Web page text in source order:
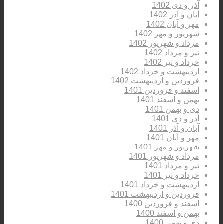
آذر و دی 1402
آبان و آذر 1402
مهر و آبان 1402
شهریور و مهر 1402
مرداد و شهریور 1402
تیر و مرداد 1402
خرداد و تیر 1402
اردیبهشت و خرداد 1402
فروردین و اردیبهشت 1402
اسفند و فروردین 1401
بهمن و اسفند 1401
دی و بهمن 1401
آذر و دی 1401
آبان و آذر 1401
مهر و آبان 1401
شهریور و مهر 1401
مرداد و شهریور 1401
تیر و مرداد 1401
خرداد و تیر 1401
اردیبهشت و خرداد 1401
فروردین و اردیبهشت 1401
اسفند و فروردین 1400
بهمن و اسفند 1400